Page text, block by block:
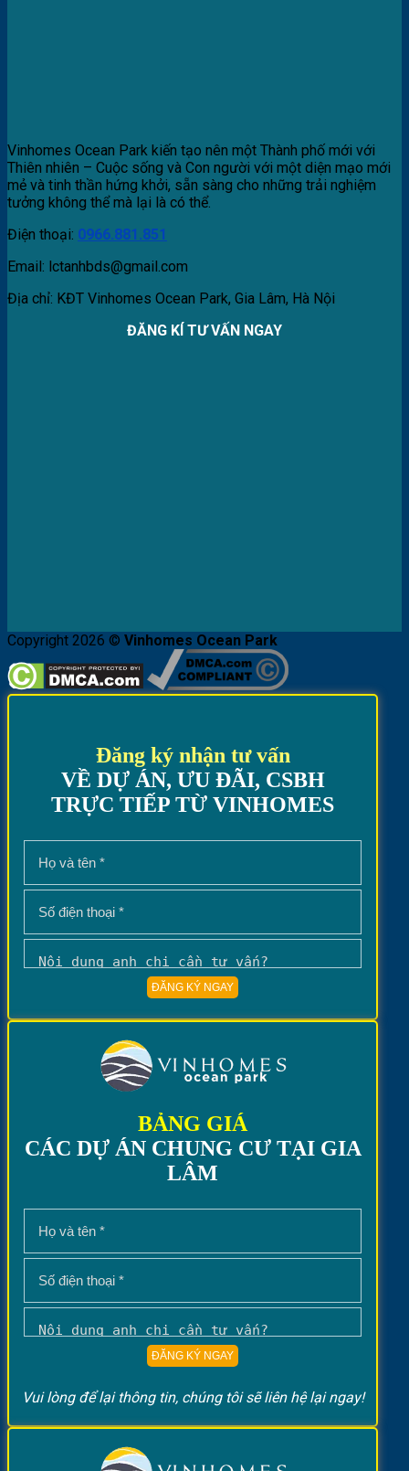
Vinhomes Ocean Park kiến tạo nên một Thành phố mới với
Thiên nhiên – Cuộc sống và Con người với một diện mạo mới
mẻ và tinh thần hứng khởi, sẵn sàng cho những trải nghiệm
tưởng không thể mà lại là có thể.
Điện thoại: 0966.881.851
Email: lctanhbds@gmail.com
Địa chỉ: KĐT Vinhomes Ocean Park, Gia Lâm, Hà Nội
ĐĂNG KÍ TƯ VẤN NGAY
Copyright 2026 © Vinhomes Ocean Park
Đăng ký nhận tư vấn
VỀ DỰ ÁN, ƯU ĐÃI, CSBH
TRỰC TIẾP TỪ VINHOMES
BẢNG GIÁ
CÁC DỰ ÁN CHUNG CƯ TẠI GIA
LÂM
Vui lòng để lại thông tin, chúng tôi sẽ liên hệ lại ngay!